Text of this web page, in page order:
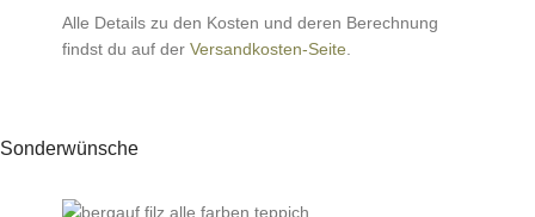
Alle Details zu den Kosten und deren Berechnung
findst du auf der Versandkosten-Seite
Sonderwünsche